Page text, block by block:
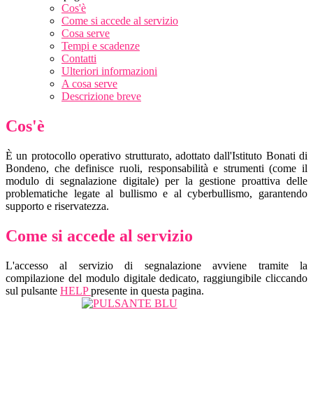
Cos'è
Come si accede al servizio
Cosa serve
Tempi e scadenze
Contatti
Ulteriori informazioni
A cosa serve
Descrizione breve
Cos'è
È un protocollo operativo strutturato, adottato dall'Istituto Bonati di
Bondeno, che definisce ruoli, responsabilità e strumenti (come il
modulo di segnalazione digitale) per la gestione proattiva delle
problematiche legate al bullismo e al cyberbullismo, garantendo
supporto e riservatezza.
Come si accede al servizio
L'accesso al servizio di segnalazione avviene tramite la
compilazione del modulo digitale dedicato, raggiungibile cliccando
sul pulsante HELP presente in questa pagina.